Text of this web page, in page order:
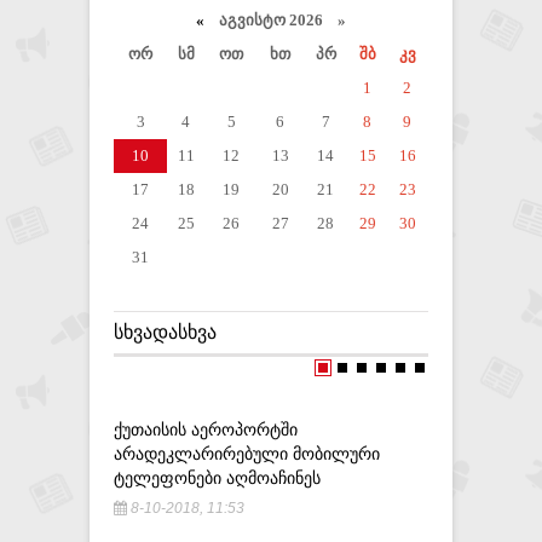
« აგვისტო 2026 »
ორ
სმ ოთ ხთ პრ შბ
კვ
1
2
3
4 5 6 7 8
9
10
11 12 13 14 15
16
17
18 19 20 21 22
23
24
25 26 27 28 29
30
31
ᲡᲮᲕᲐᲓᲐᲡᲮᲕᲐ
ᲥᲣᲗᲐᲘᲡᲘᲡ ᲐᲔᲠᲝᲞᲝᲠᲢᲨᲘ
ᲐᲠᲐᲓᲔᲙᲚᲐᲠᲘᲠᲔᲑᲣᲚᲘ ᲛᲝᲑᲘᲚᲣᲠᲘ
ᲢᲔᲚᲔᲤᲝᲜᲔᲑᲘ ᲐᲦᲛᲝᲐᲩᲘᲜᲔᲡ
8-10-2018, 11:53